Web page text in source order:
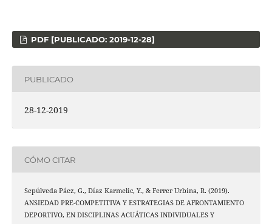
PDF [PUBLICADO: 2019-12-28]
PUBLICADO
28-12-2019
CÓMO CITAR
Sepúlveda Páez, G., Díaz Karmelic, Y., & Ferrer Urbina, R. (2019).
ANSIEDAD PRE-COMPETITIVA Y ESTRATEGIAS DE AFRONTAMIENTO
DEPORTIVO, EN DISCIPLINAS ACUÁTICAS INDIVIDUALES Y